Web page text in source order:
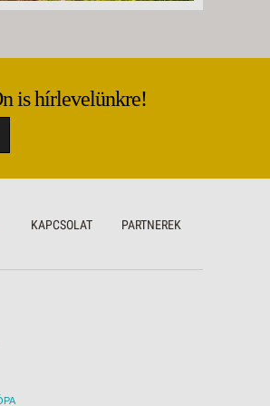
is hírlevelünkre!
KAPCSOLAT PARTNEREK